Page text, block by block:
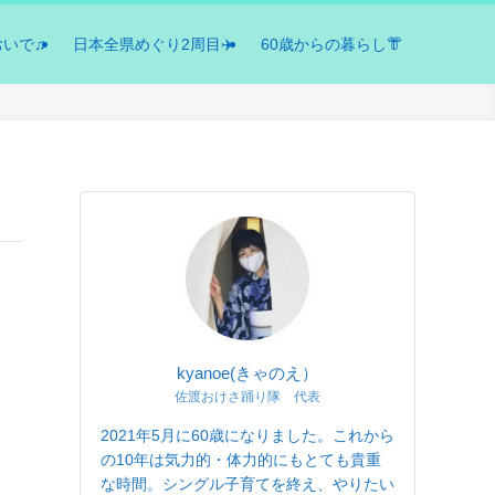
いで♫ 日本全県めぐり2周目✈️ 60歳からの暮らし👘
kyanoe(きゃのえ）
佐渡おけさ踊り隊 代表
2021年5月に60歳になりました。これから
の10年は気力的・体力的にもとても貴重
な時間。シングル子育てを終え、やりたい